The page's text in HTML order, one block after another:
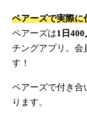
ペアーズで実際に
ペアーズは1日400
チングアプリ。会
す！
ペアーズで付き合
ります。